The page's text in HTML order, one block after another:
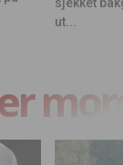
sjekket
ut...
moro